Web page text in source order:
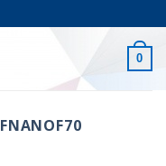
0
FNANOF70